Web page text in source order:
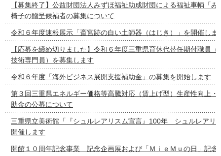
【募集終了】公益財団法人みずほ福祉助成財団による福祉車輌「
椅子の贈呈候補者の募集について
令和６年度速報展示「斎宮跡の白い土師器（はじき）」を開催しま
【応募を締め切りました】令和６年度三重県育休代替任期付職員
技術専門員）を募集します
令和６年度「海外ビジネス展開支援補助金」の募集を開始します
第３回三重県エネルギー価格等高騰対応（賃上げ型）生産性向上・
助金の公募について
三重県立美術館「『シュルレアリスム宣言』100年 シュルレアリ
開催します
開館１０周年記念事業 記念企画展および「ＭｉｅＭｕの日」記念